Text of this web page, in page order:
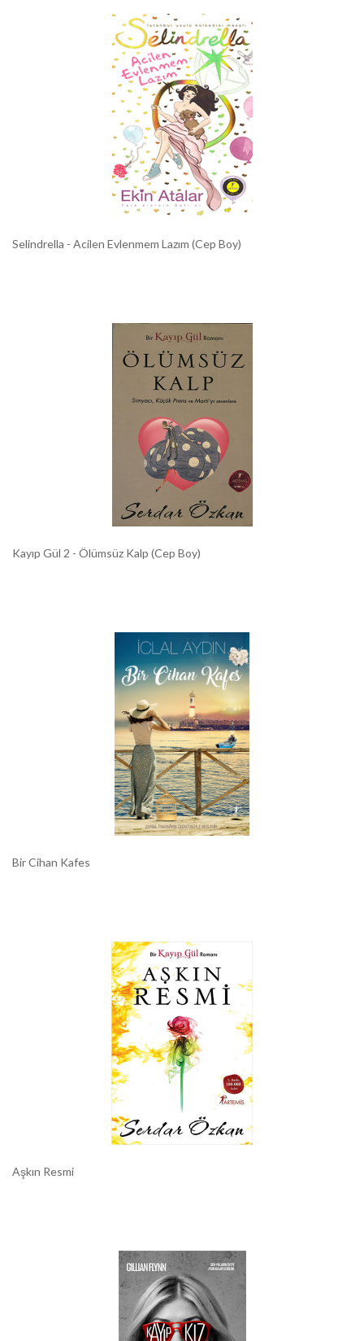
Selindrella - Acilen Evlenmem Lazım (Cep Boy)
Kayıp Gül 2 - Ölümsüz Kalp (Cep Boy)
Bir Cihan Kafes
Aşkın Resmi